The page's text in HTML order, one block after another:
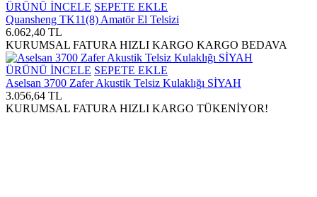
ÜRÜNÜ İNCELE SEPETE EKLE
Quansheng TK11(8) Amatör El Telsizi
6.062,40 TL
KURUMSAL FATURA HIZLI KARGO KARGO BEDAVA
ÜRÜNÜ İNCELE SEPETE EKLE
Aselsan 3700 Zafer Akustik Telsiz Kulaklığı SİYAH
3.056,64 TL
KURUMSAL FATURA HIZLI KARGO TÜKENİYOR!